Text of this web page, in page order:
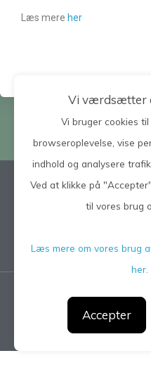
Læs mere her
Søg på hele siden
CGM 2021 ©​ |
Vi værdsætter
Vi bruger cookies
browseroplevelse, vise
indhold og analysere
Ved at klikke på
til vores brug
Læs mere om vores brug
her.
Accepter